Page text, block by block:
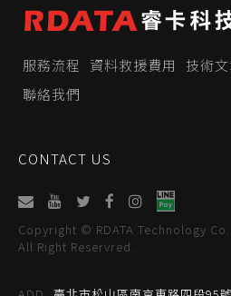
服務流程 資料救援費用 技術
聯絡我們
CONTACT US
Copyright © RDATA Technology
All Right Reservred.